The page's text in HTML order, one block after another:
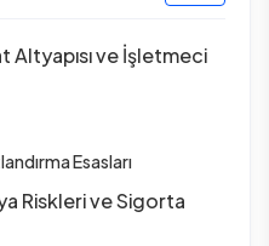
Altyapısı ve İşletmeci
Esasları
Riskleri ve Sigorta